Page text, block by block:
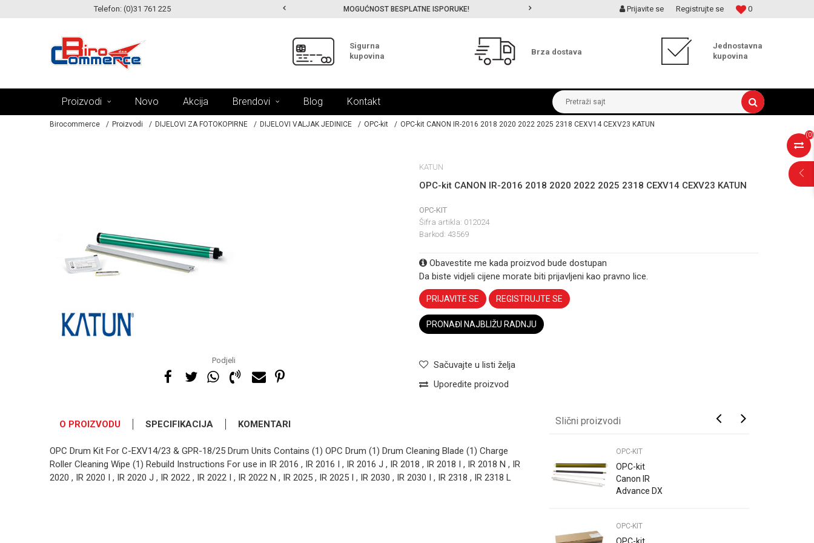
Telefon: (0)31 761 225
MOGUĆNOST ISPORUKE ZA 24H! MOGUĆNOST BESPLATNE ISPORUKE! MOGUĆNOST ISPORUKE ZA 24H! 0
Prijavite se Registrujte se
Sigurna
kupovina
Brza dostava
Jednostavna
kupovina
Proizvodi Novo Akcija Brendovi Blog Kontakt Pretraži sajt
(0)
Birocommerce Proizvodi DIJELOVI ZA FOTOKOPIRNE DIJELOVI VALJAK JEDINICE OPC-kit OPC-kit CANON IR-2016 2018 2020 2022 2025 2318 CEXV14 CEXV23 KATUN
Podjeli
KATUN
OPC-kit CANON IR-2016 2018 2020 2022 2025 2318 CEXV14 CEXV23 KATUN
OPC-KIT
Šifra artikla: 012024
Barkod: 43569
Obavestite me kada proizvod bude dostupan
Da biste vidjeli cijene morate biti prijavljeni kao pravno lice.
PRIJAVITE SE REGISTRUJTE SE
PRONAĐI NAJBLIŽU RADNJU
Sačuvajte u listi želja
Uporedite proizvod
O PROIZVODU SPECIFIKACIJA KOMENTARI
OPC Drum Kit For C-EXV14/23 & GPR-18/25 Drum Units Contains (1) OPC Drum (1) Drum Cleaning Blade (1) Charge
Roller Cleaning Wipe (1) Rebuild Instructions For use in IR 2016 , IR 2016 I , IR 2016 J , IR 2018 , IR 2018 I , IR 2018 N , IR
2020 , IR 2020 I , IR 2020 J , IR 2022 , IR 2022 I , IR 2022 N , IR 2025 , IR 2025 I , IR 2030 , IR 2030 I , IR 2318 , IR 2318 L
Slični proizvodi
OPC-KIT
OPC-kit
Konica
OPC-KIT
OPC-kit
Canon IR
Advance DX
4845 I C-
EXV62 Katun
OPC-KIT